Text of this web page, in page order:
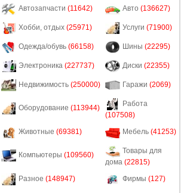
Автозапчасти (11642) Авто (136627)
Хобби, отдых (25971) Услуги (71900)
Одежда/обувь (66158) Шины (22295)
Электроника (227737) Диски (22355)
Недвижимость (250000) Гаражи (2069)
Оборудование (113944)
Работа
(107508)
Животные (69381) Мебель (41253)
Компьютеры (109560)
Товары для
дома (22815)
Разное (148947) Фирмы (127)